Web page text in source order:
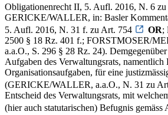
Obligationenrecht II, 5. Aufl. 2016, N. 6
GERICKE/WALLER, in: Basler
5. Aufl. 2016, N. 31 f. zu Art. 754
OR;
2500 § 18 Rz. 401 f.; FORSTMOSER/
a.a.O., S. 296 § 28 Rz. 24).
Aufgaben des Verwaltungsrats,
Organisationsaufgaben, für eine
(GERICKE/WALLER, a.a.O., N. 31 zu
Entscheid des Verwaltungsrats, mit
(hier auch statutarischen) Befugnis gemäss